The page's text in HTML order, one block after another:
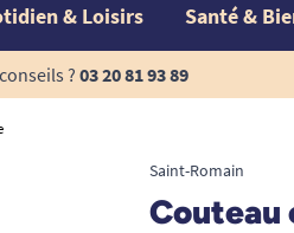
& Loisirs Santé &
? 03 20 81 93 89
Saint-Romain
Couteau